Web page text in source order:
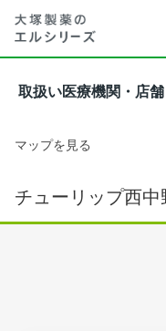
取扱い医療機関・店舗
マップを見る
チューリップ西中